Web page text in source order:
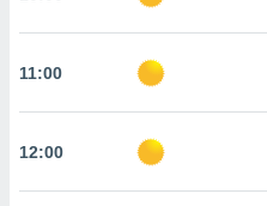
de que
sean
el sitio
para
11:00
12:00